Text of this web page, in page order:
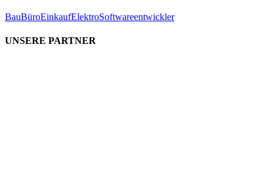
BauBüroEinkaufElektroSoftwareentwickler
UNSERE PARTNER